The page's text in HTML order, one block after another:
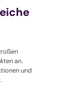
an.
und